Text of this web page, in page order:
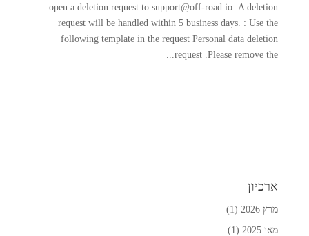
open a deletion request tosupport@off-road.io .A deletion
request will be handled within 5 business days. : Use the
following template in the request Personal data deletion
request .Please remove the...
ארכיון
מרץ 2026
(1)
מאי 2025
(1)